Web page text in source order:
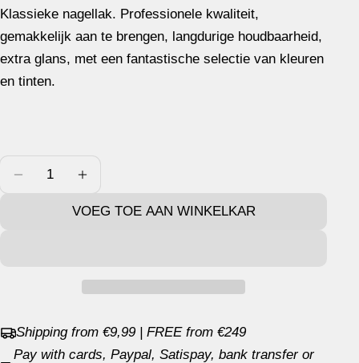
Klassieke nagellak. Professionele kwaliteit,
gemakkelijk aan te brengen, langdurige houdbaarheid,
extra glans, met een fantastische selectie van kleuren
en tinten.
Hoeveelheid
VOEG TOE AAN WINKELKAR
Shipping from €9,99 | FREE from €249
Pay with cards, Paypal, Satispay, bank transfer or
Een vraag stellen
naam
Jouw